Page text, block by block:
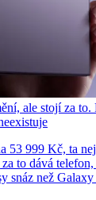
ale stojí za to.
53 999 Kč, ta
to dává
snáz než